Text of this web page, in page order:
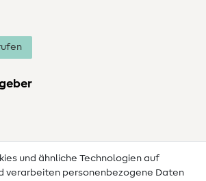
und ähnliche Technologien auf
verarbeiten personenbezogene Daten